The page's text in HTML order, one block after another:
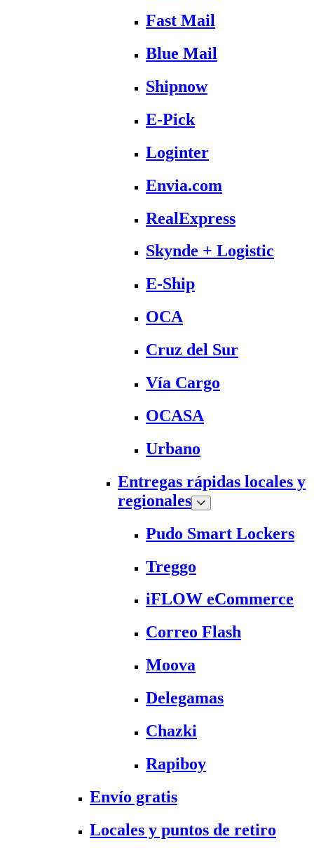
Fast Mail
Blue Mail
Shipnow
E-Pick
Loginter
Envia.com
RealExpress
Skynde + Logistic
E-Ship
OCA
Cruz del Sur
Vía Cargo
OCASA
Urbano
Entregas rápidas locales y
regionales
Pudo Smart Lockers
Treggo
iFLOW eCommerce
Correo Flash
Moova
Delegamas
Chazki
Rapiboy
Envío gratis
Locales y puntos de retiro